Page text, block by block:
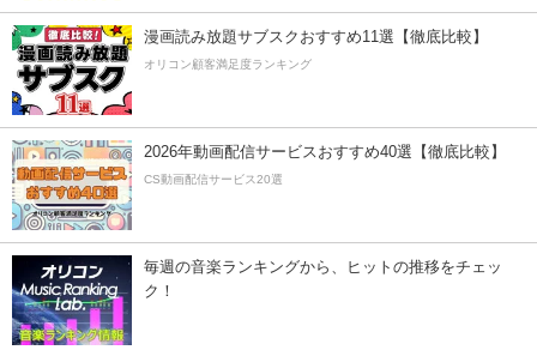
漫画読み放題サブスクおすすめ11選【徹底比較】
オリコン顧客満足度ランキング
2026年動画配信サービスおすすめ40選【徹底比較】
CS動画配信サービス20選
毎週の音楽ランキングから、ヒットの推移をチェッ
ク！